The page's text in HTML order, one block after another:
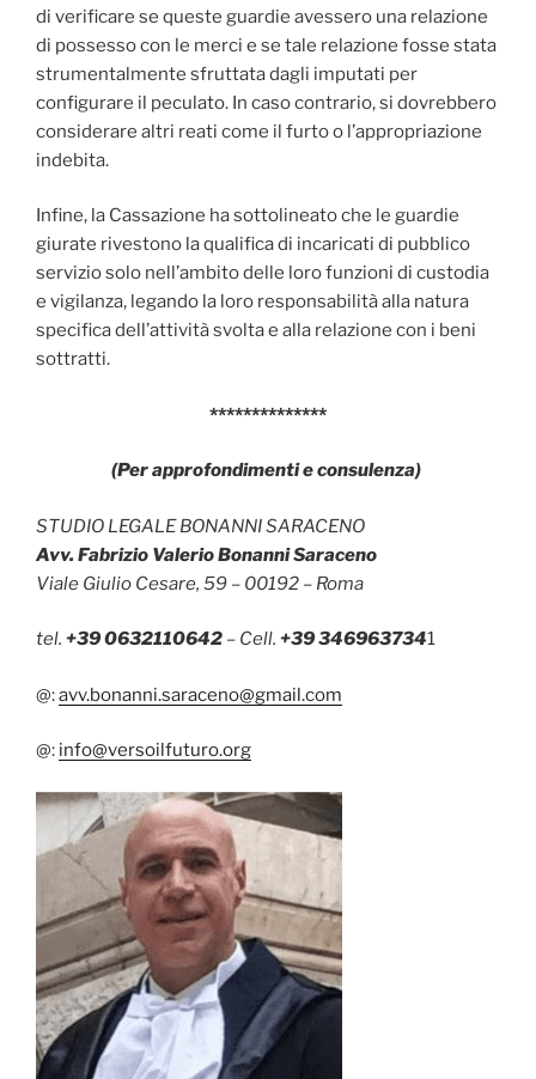
di verificare se queste guardie avessero una relazione
di possesso con le merci e se tale relazione fosse stata
strumentalmente sfruttata dagli imputati per
configurare il peculato. In caso contrario, si dovrebbero
considerare altri reati come il furto o l’appropriazione
indebita.
Infine, la Cassazione ha sottolineato che le guardie
giurate rivestono la qualifica di incaricati di pubblico
servizio solo nell’ambito delle loro funzioni di custodia
e vigilanza, legando la loro responsabilità alla natura
specifica dell’attività svolta e alla relazione con i beni
sottratti.
**************
(Per approfondimenti e consulenza)
STUDIO LEGALE BONANNI SARACENO
Avv. Fabrizio Valerio Bonanni Saraceno
Viale Giulio Cesare, 59 – 00192 – Roma
tel. +39 0632110642 – Cell. +39 3469637341
@:avv.bonanni.saraceno@gmail.com
@: info@versoilfuturo.org